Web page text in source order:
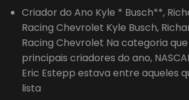
Criador do Ano Kyle * Busch**,
Racing Chevrolet Kyle Busch,
Racing Chevrolet Na categoria
principais criadores do ano,
Eric Estepp estava entre aqueles
lista